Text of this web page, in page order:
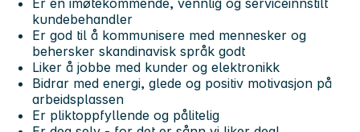
kundebehandler
Er god til å kommunisere med mennesker og
behersker skandinavisk språk godt
Liker å jobbe med kunder og elektronikk
Bidrar med energi, glede og positiv motivasjon på
arbeidsplassen
Er pliktoppfyllende og pålitelig